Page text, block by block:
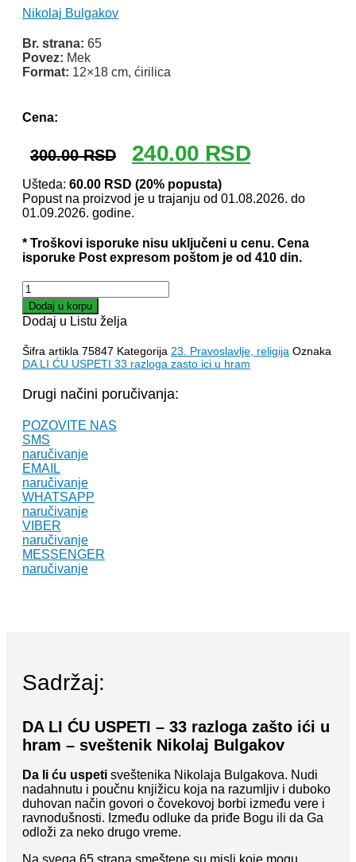
Nikolaj Bulgakov
Br. strana: 65
Povez: Mek
Format: 12×18 cm, ćirilica
Cena:
300.00RSD
Originalna
cena
je
bila:
300.00 RSD.
240.00 RSDTrenutna
cena
240.00 RSD.
Ušteda: 60.00 RSD (20% popusta)
Popust na proizvod je u trajanju od 01.08.2026. do
01.09.2026. godine.
* Troškovi isporuke nisu uključeni u cenu. Cena
isporuke Post expresom poštom je od 410 din.
DA
LI
ĆU
USPETI
–
33
razloga
zašto
ići
hram
–
sveštenik
Nikolaj
Bulgakov
količina
Dodaj u korpu
Dodaj u Listu želja
Šifra artikla 75847 Kategorija 23. Pravoslavlje, religija Oznaka
DA LI ĆU USPETI 33 razloga zasto ici u hram
Drugi načini poručivanja:
POZOVITE NAS
SMS
naručivanje
EMAIL
naručivanje
WHATSAPP
naručivanje
VIBER
naručivanje
MESSENGER
naručivanje
Sadržaj:
DA LI ĆU USPETI – 33 razloga zašto ići u
hram – sveštenik Nikolaj Bulgakov
Da li ću uspeti sveštenika Nikolaja Bulgakova. Nudi
nadahnutu i poučnu knjižicu koja na razumljiv i duboko
duhovan način govori o čovekovoj borbi između vere i
ravnodušnosti. Između odluke da priđe Bogu ili da Ga
odloži za neko drugo vreme.
Na svega 65 strana smeštene su misli koje mogu